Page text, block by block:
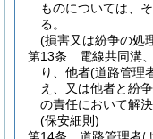
ものについては、
る。
(損害又は紛争の処
第13条
電線共同溝
り、他者(道路管理
え、又は他者と紛
の責任において解
(保安細則)